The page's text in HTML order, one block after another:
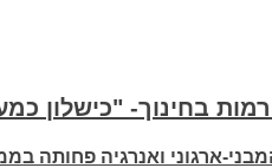
בחינוך- "כישלון
ארגוני ואנרגיה פחותה